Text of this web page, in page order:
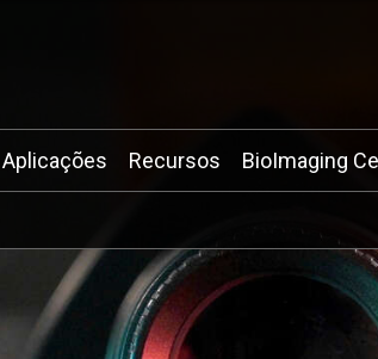
Search keyword(s)
Aplicações Recursos BioImaging